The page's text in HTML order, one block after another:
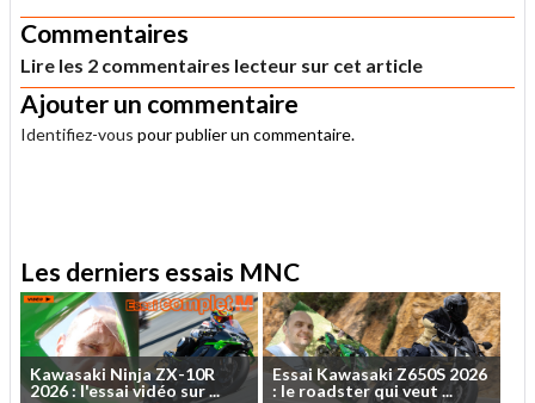
Commentaires
Lire les 2 commentaires lecteur sur cet article
Ajouter un commentaire
Identifiez-vous pour publier un commentaire.
Les derniers essais MNC
Kawasaki NinjaZX-10R
2026: l'essaividéo sur...
Essai Kawasaki Z650S 2026
: le roadsterquiveut ...